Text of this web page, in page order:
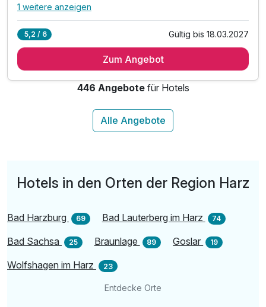
Alle Inklusivleistungen
3 x reichhaltiges Frühstück vom Buffet
1 Fl. Wasser bei Anreise auf dem Zimmer
1 weitere anzeigen
5,2 / 6 Gültig bis 18.03.2027
Zum Angebot
446 Angebotefür Hotels
Hotels in den Orten der Region Harz
Bad Harzburg 69 Bad Lauterberg im Harz 74
Bad Sachsa 25 Braunlage 89 Goslar 19
Wolfshagen im Harz 23
Entdecke Orte